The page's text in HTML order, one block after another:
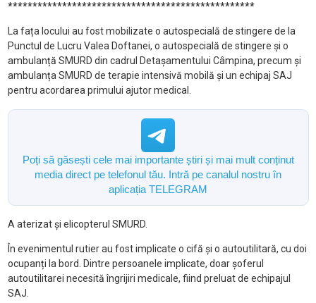
**************************************************
La fața locului au fost mobilizate o autospecială de stingere de la
Punctul de Lucru Valea Doftanei, o autospecială de stingere și o
ambulanță SMURD din cadrul Detașamentului Câmpina, precum și
ambulanța SMURD de terapie intensivă mobilă și un echipaj SAJ
pentru acordarea primului ajutor medical.
Poți să găsești cele mai importante știri și mai mult conținut
media direct pe telefonul tău. Intră pe canalul nostru în
aplicația TELEGRAM
A aterizat și elicopterul SMURD.
În evenimentul rutier au fost implicate o cifă și o autoutilitară, cu doi
ocupanți la bord. Dintre persoanele implicate, doar șoferul
autoutilitarei necesită îngrijiri medicale, fiind preluat de echipajul
SAJ.